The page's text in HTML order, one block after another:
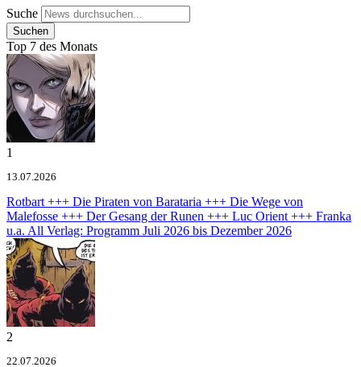
Suche
Top 7 des Monats
1
13.07.2026
Rotbart +++ Die Piraten von Barataria +++ Die Wege von
Malefosse +++ Der Gesang der Runen +++ Luc Orient +++ Franka
u.a. All Verlag: Programm Juli 2026 bis Dezember 2026
2
22.07.2026